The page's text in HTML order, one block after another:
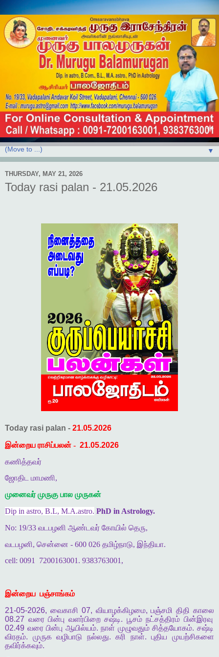
▼
THURSDAY, MAY 21, 2026
Today rasi palan - 21.05.2026
Today rasi palan - 21.05.2026
இன்றைய ராசிப்பலன் - 21.05.2026
கணித்தவர்
ஜோதிட மாமணி,
முனைவர் முருகு பால முருகன்
Dip in astro, B.L, M.A.astro. PhD in Astrology.
No: 19/33 வடபழனி ஆண்டவர் கோயில் தெரு,
வடபழனி, சென்னை - 600 026 தமிழ்நாடு, இந்தியா.
cell: 0091 7200163001. 9383763001,
இன்றைய பஞ்சாங்கம்
21-05-2026, வைகாசி 07, வியாழக்கிழமை,பஞ்சமி திதி காலை
08.27 வரை பின்பு வளர்பிறை சஷ்டி. பூசம் நட்சத்திரம் பின்இரவு
02.49 வரை பின்பு ஆயில்யம். நாள் முழுவதும் சித்தயோகம். சஷ்டி
விரதம். முருக வழிபாடு நல்லது.கரி நாள்.புதிய
முயற்சிகளை
தவிர்க்கவும்.